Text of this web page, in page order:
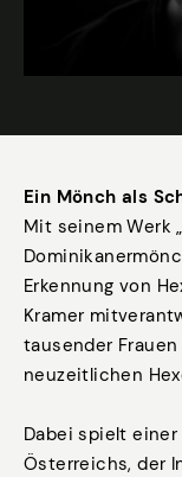
Ein Mönch als
Mit seinem Werk
Erkennung von
Kramer
tausender
neuzeitlichen
Dabei spielt
Österreichs, der